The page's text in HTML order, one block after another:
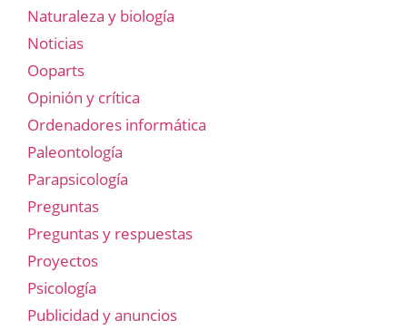
Naturaleza y biología
Noticias
Ooparts
Opinión y crítica
Ordenadores informática
Paleontología
Parapsicología
Preguntas
Preguntas y respuestas
Proyectos
Psicología
Publicidad y anuncios